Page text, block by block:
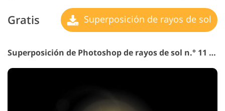
Gratis Superposición de rayos de sol
Superposición de Photoshop de rayos de sol n.° 11 "Sunbeam"